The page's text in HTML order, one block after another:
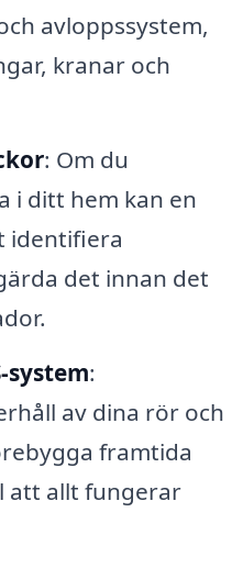
avloppssystem,
kranar och
: Om du
i ditt hem kan en
identifiera
det innan det
system:
av dina rör och
framtida
att allt fungerar